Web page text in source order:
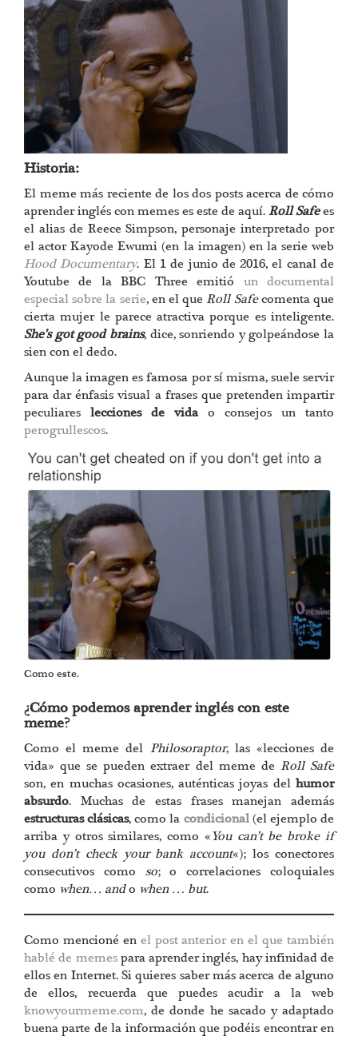
Historia:
El meme más reciente de los dos posts acerca de cómo
aprender inglés con memes es este de aquí.Roll Safees
el alias de Reece Simpson, personaje interpretado por
el actor Kayode Ewumi (en la imagen) en la serie web
Hood Documentary. El 1 de junio de 2016, el canal de
Youtube de la BBC Three emitió un documental
especial sobre la serie, en el queRoll Safecomenta que
cierta mujer le parece atractiva porque es inteligente.
She’s got good brains, dice, sonriendo y golpeándose la
sien con el dedo.
Aunque la imagen es famosa por sí misma, suele servir
para dar énfasis visual a frases que pretenden impartir
peculiares lecciones de vidao consejos un tanto
perogrullescos.
Como este.
¿Cómo podemos aprender inglés con este
meme?
Como el meme del Philosoraptor, las «lecciones de
vida» que se pueden extraer del meme de Roll Safe
son, en muchas ocasiones, auténticas joyas del humor
absurdo. Muchas de estas frases manejan además
estructuras clásicas, como la condicional (el ejemplo de
arriba y otros similares, como «You can’t be broke if
you don’t check your bank account«); los conectores
consecutivos como so; o correlaciones coloquiales
como when… ando when … but.
Como mencioné en el post anterior en el que también
hablé de memespara aprender inglés, hay infinidad de
ellos en Internet. Si quieres saber más acerca de alguno
de ellos, recuerda que puedes acudir a la web
knowyourmeme.com, de donde he sacado y adaptado
buena parte de la información que podéis encontrar en